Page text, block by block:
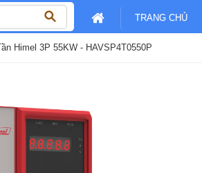
TRANG CHỦ
Himel 3P 55KW - HAVSP4T0550P